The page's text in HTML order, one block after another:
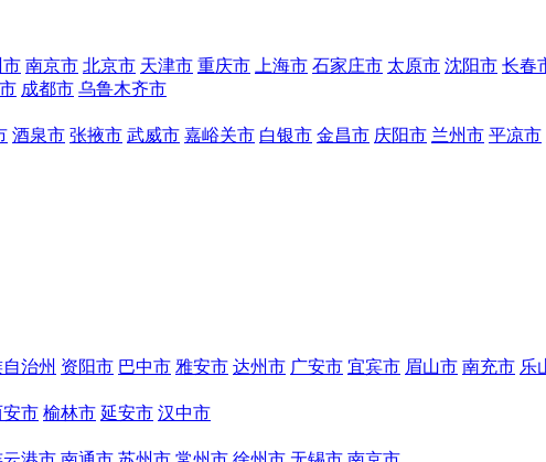
市 南京市 北京市 天津市 重庆市 上海市 石家庄市 太原市 沈阳市 长春
成都市 乌鲁木齐市
酒泉市 张掖市 武威市 嘉峪关市 白银市 金昌市 庆阳市 兰州市 平凉市
治州 资阳市 巴中市 雅安市 达州市 广安市 宜宾市 眉山市 南充市 乐
安市 榆林市 延安市 汉中市